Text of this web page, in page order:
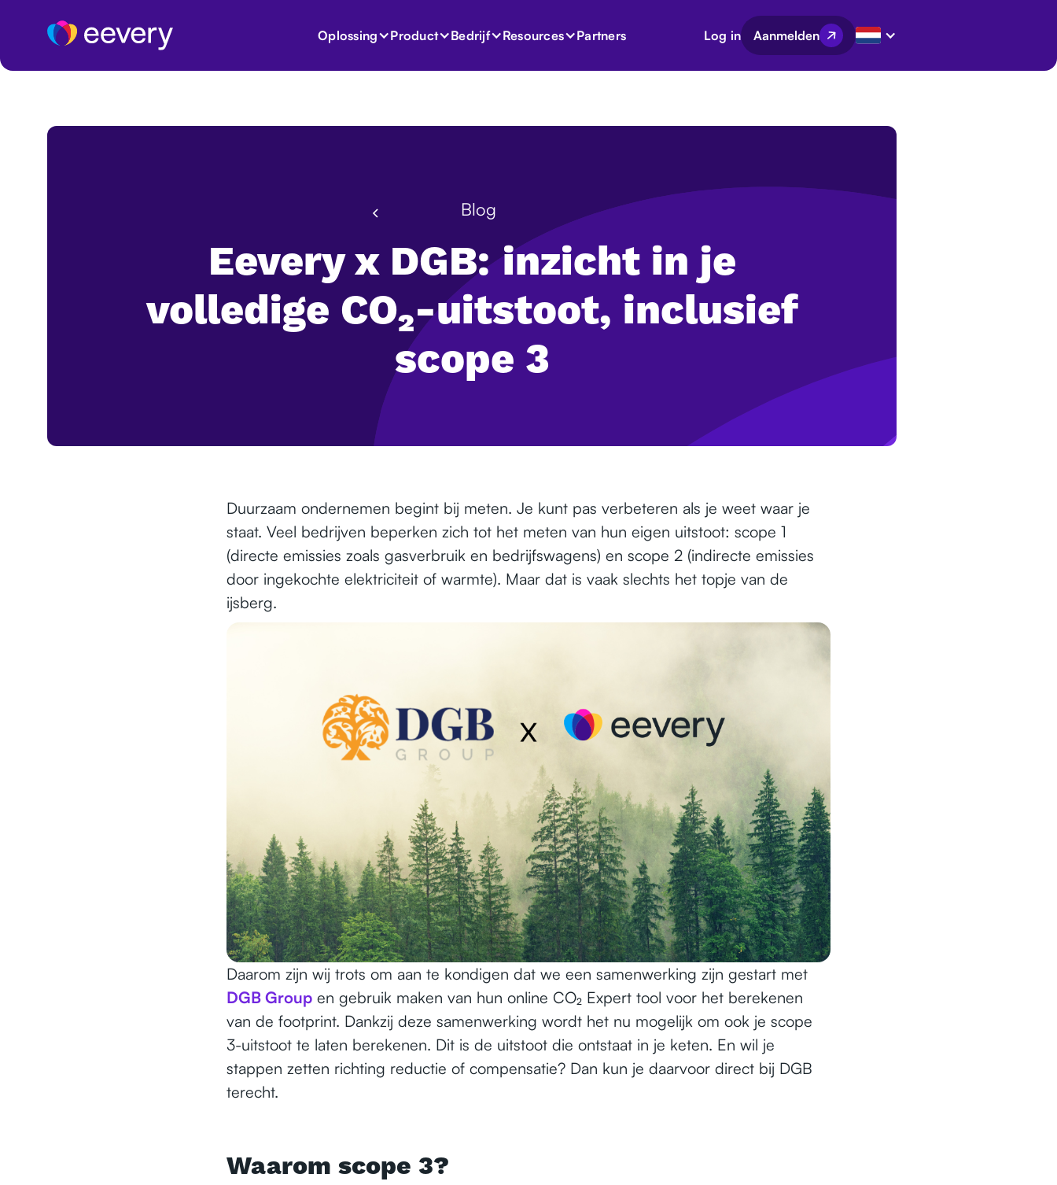
Oplossing Product Bedrijf Resources Partners Log in Aanmelden
Blog
Eevery x DGB: inzicht in je
volledige CO₂-uitstoot, inclusief
scope 3
Duurzaam ondernemen begint bij meten. Je kunt pas verbeteren als je weet waar je
staat. Veel bedrijven beperken zich tot het meten van hun eigen uitstoot: scope 1
(directe emissies zoals gasverbruik en bedrijfswagens) en scope 2 (indirecte emissies
door ingekochte elektriciteit of warmte). Maar dat is vaak slechts het topje van de
ijsberg.
Daarom zijn wij trots om aan te kondigen dat we een samenwerking zijn gestart met
DGB Group en gebruik maken van hun online CO₂ Expert tool voor het berekenen
van de footprint. Dankzij deze samenwerking wordt het nu mogelijk om ook je scope
3-uitstoot te laten berekenen. Dit is de uitstoot die ontstaat in je keten. En wil je
stappen zetten richting reductie of compensatie? Dan kun je daarvoor direct bij DGB
terecht.
Waarom scope 3?